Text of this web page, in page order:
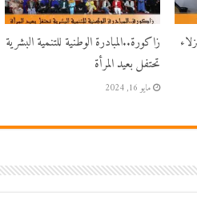
زاكورة..المبادرة الوطنية للتنمية البشرية
تحتفل بعيد المرأة
مايو 16, 2024